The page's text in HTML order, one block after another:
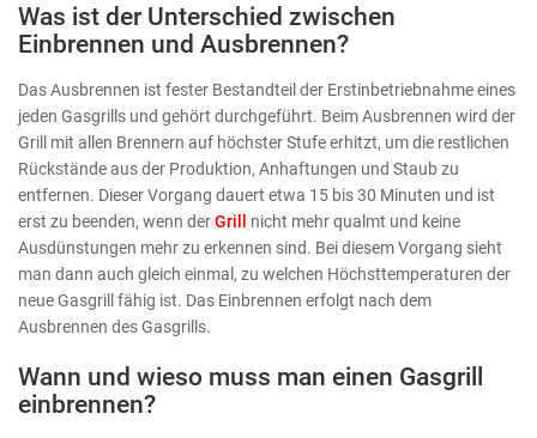
Was ist der Unterschied zwischen
Einbrennen und Ausbrennen?
Das Ausbrennen ist fester Bestandteil der Erstinbetriebnahme eines
jeden Gasgrills und gehört durchgeführt. Beim Ausbrennen wird der
Grill mit allen Brennern auf höchster Stufe erhitzt, um die restlichen
Rückstände aus der Produktion, Anhaftungen und Staub zu
entfernen. Dieser Vorgang dauert etwa 15 bis 30 Minuten und ist
erst zu beenden, wenn derGrill
nicht mehr qualmt und keine
Ausdünstungen mehr zu erkennen sind. Bei diesem Vorgang sieht
man dann auch gleich einmal, zu welchen Höchsttemperaturen der
neue Gasgrill fähig ist. Das Einbrennen erfolgt nach dem
Ausbrennen des Gasgrills.
Wann und wieso muss man einen Gasgrill
einbrennen?